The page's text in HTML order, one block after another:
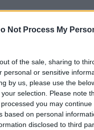
Not Process My
of the sale, sharing to
personal or sensitive
by us, please use the
selection. Please note
you may continue
based on personal
disclosed to third